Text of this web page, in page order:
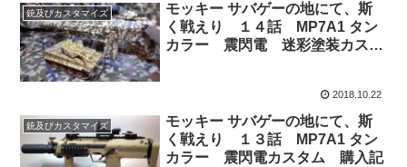
銃及びカスタマイズ
モッキー サバゲーの地にて、斯
く戦えり １４話 MP7A1 タン
カラー 震閃電 迷彩塗装カスタ
2018.10.22
銃及びカスタマイズ
モッキー サバゲーの地にて、斯
く戦えり １３話 MP7A1 タン
カラー 震閃電カスタム 購入記